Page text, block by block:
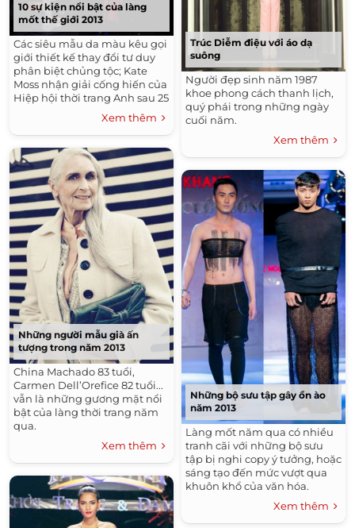
10 sự kiện nổi bật của làng
mốt thế giới 2013
Các siêu mẫu da màu kêu gọi
giới thiết kế thay đổi tư duy
phân biệt chủng tộc; Kate
Moss nhận giải cống hiến của
Hiệp hội thời trang Anh sau 25
năm trong nghề...Xem thêm
Những người mẫu già ấn
tượng trong năm 2013
China Machado 83 tuổi,
Carmen Dell’Orefice 82 tuổi...
vẫn là những gương mặt nổi
bật của làng thời trang năm
qua.
Xem thêm
Trúc Diễm điệu với áo dạ
suông
Người đẹp sinh năm 1987
khoe phong cách thanh lịch,
quý phái trong những ngày
cuối năm.
Xem thêm
Những bộ sưu tập gây ồn ào
năm 2013
Làng mốt năm qua có nhiều
tranh cãi với những bộ sưu
tập bị nghi copy ý tưởng, hoặc
sáng tạo đến mức vượt qua
khuôn khổ của văn hóa.
Xem thêm